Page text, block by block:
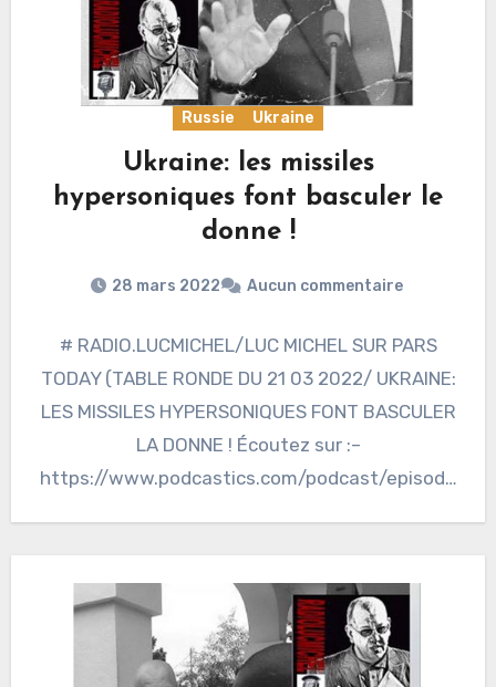
Russie Ukraine
Ukraine: les missiles
hypersoniques font basculer le
donne !
28 mars 2022 Aucun commentaire
# RADIO.LUCMICHEL/LUC MICHEL SUR PARS
TODAY (TABLE RONDE DU 21 03 2022/ UKRAINE:
LES MISSILES HYPERSONIQUES FONT BASCULER
LA DONNE ! Écoutez sur :–
https://www.podcastics.com/podcast/episode
donne-126585/ Dans la nuit du 19 au…